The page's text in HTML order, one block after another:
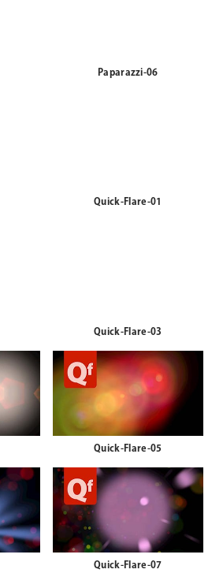
Paparazzi-06
Quick-Flare-01
Quick-Flare-03
Quick-Flare-05
Quick-Flare-07